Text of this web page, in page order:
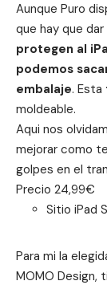
Aunque Puro
que hay que
protegen al
podemos
embalaje. Esta
moldeable.
Aqui nos
mejorar como
golpes en el
Precio 24,99€
Sitio iPad
Para mi la
MOMO Design,